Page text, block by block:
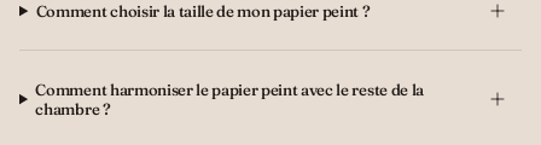
Comment choisir la taille de mon papier peint ?
Comment harmoniser le papier peint avec le reste de la
chambre ?